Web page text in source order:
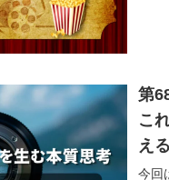
第
こ
え
法
今回